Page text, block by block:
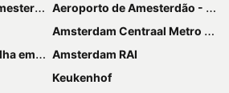
Aeroporto de Amesterdão - Schiphol
Amsterdam Centraal Metro Station
Amsterdam RAI
Keukenhof